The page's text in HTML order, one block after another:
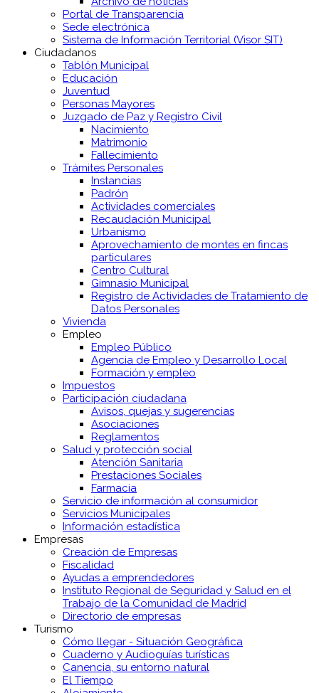
Portal de Transparencia
Sede electrónica
Sistema de Información Territorial (Visor SIT)
Ciudadanos
Tablón Municipal
Educación
Juventud
Personas Mayores
Juzgado de Paz y Registro Civil
Nacimiento
Matrimonio
Fallecimiento
Trámites Personales
Instancias
Padrón
Actividades comerciales
Recaudación Municipal
Urbanismo
Aprovechamiento de montes en fincas
particulares
Centro Cultural
Gimnasio Municipal
Registro de Actividades de Tratamiento de
Datos Personales
Vivienda
Empleo
Empleo Público
Agencia de Empleo y Desarrollo Local
Formación y empleo
Impuestos
Participación ciudadana
Avisos, quejas y sugerencias
Asociaciones
Reglamentos
Salud y protección social
Atención Sanitaria
Prestaciones Sociales
Farmacia
Servicio de información al consumidor
Servicios Municipales
Información estadística
Empresas
Creación de Empresas
Fiscalidad
Ayudas a emprendedores
Instituto Regional de Seguridad y Salud en el
Trabajo de la Comunidad de Madrid
Directorio de empresas
Turismo
Cómo llegar - Situación Geográfica
Cuaderno y Audioguías turísticas
Canencia, su entorno natural
El Tiempo